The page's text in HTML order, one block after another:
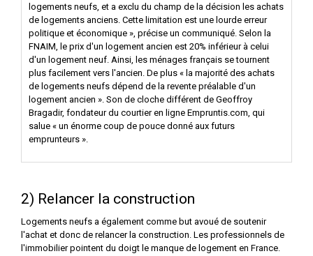
logements neufs, et a exclu du champ de la décision les achats
de logements anciens. Cette limitation est une lourde erreur
politique et économique », précise un communiqué. Selon la
FNAIM, le prix d'un logement ancien est 20% inférieur à celui
d'un logement neuf. Ainsi, les ménages français se tournent
plus facilement vers l'ancien. De plus « la majorité des achats
de logements neufs dépend de la revente préalable d'un
logement ancien ». Son de cloche différent de Geoffroy
Bragadir, fondateur du courtier en ligne Empruntis.com, qui
salue « un énorme coup de pouce donné aux futurs
emprunteurs ».
2) Relancer la construction
Logements neufs a également comme but avoué de soutenir
l'achat et donc de relancer la construction. Les professionnels de
l'immobilier pointent du doigt le manque de logement en France.